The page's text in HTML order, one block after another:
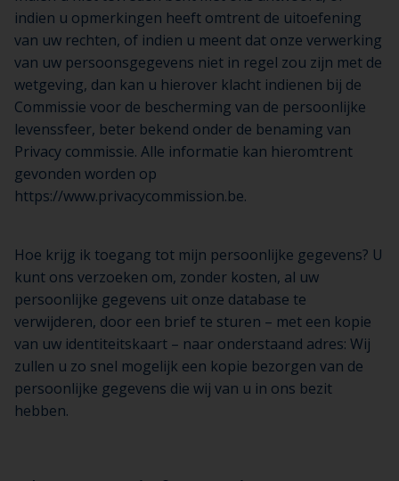
indien u opmerkingen heeft omtrent de uitoefening
van uw rechten, of indien u meent dat onze verwerking
van uw persoonsgegevens niet in regel zou zijn met de
wetgeving, dan kan u hierover klacht indienen bij de
Commissie voor de bescherming van de persoonlijke
levenssfeer, beter bekend onder de benaming van
Privacy commissie. Alle informatie kan hieromtrent
gevonden worden op
https://www.privacycommission.be.
Hoe krijg ik toegang tot mijn persoonlijke gegevens? U
kunt ons verzoeken om, zonder kosten, al uw
persoonlijke gegevens uit onze database te
verwijderen, door een brief te sturen – met een kopie
van uw identiteitskaart – naar onderstaand adres: Wij
zullen u zo snel mogelijk een kopie bezorgen van de
persoonlijke gegevens die wij van u in ons bezit
hebben.